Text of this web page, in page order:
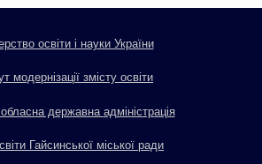
освіти і науки України
модернізації змісту освіти
державна адміністрація
Гайсинської міської ради